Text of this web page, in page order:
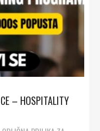
– HOSPITALITY